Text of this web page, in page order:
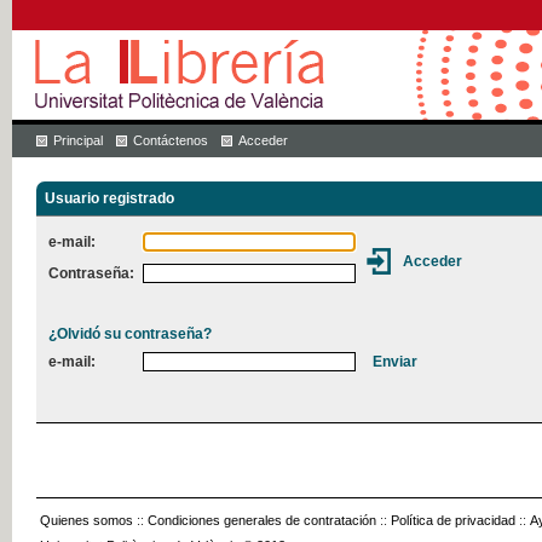
Principal Contáctenos Acceder
Usuario registrado
e-mail:
Contraseña:
¿Olvidó su contraseña?
e-mail:
Quienes somos :: Condiciones generales de contratación :: Política de privacidad ::